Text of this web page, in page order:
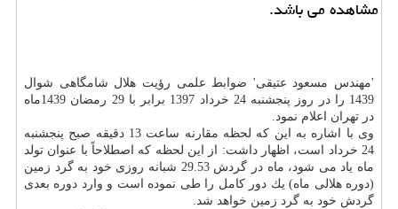
مشاهده می باشد.
'مهندس مسعود عتیقی' ضوابط علمی رؤیت هلال شامگاهی شوال
1439 را در روز پنجشنبه 24 خرداد 1397 برابر با 29 رمضان 1439ماه
در تهران اعلام نمود.
وی با اشاره به این كه لحظه مقارنه ساعت 13 دقیقه صبح پنجشنبه
24 خرداد است، اظهار داشت: از این لحظه كه اصطلاحاً با عنوان تولد
ماه یاد می شود، ماه در گردش 29.53 شبانه روزی خود به گرد زمین
(دوره هلالی ماه) یك دور كامل را طی نموده است و وارد دوره بعدی
گردش خود به گرد زمین خواهد شد.